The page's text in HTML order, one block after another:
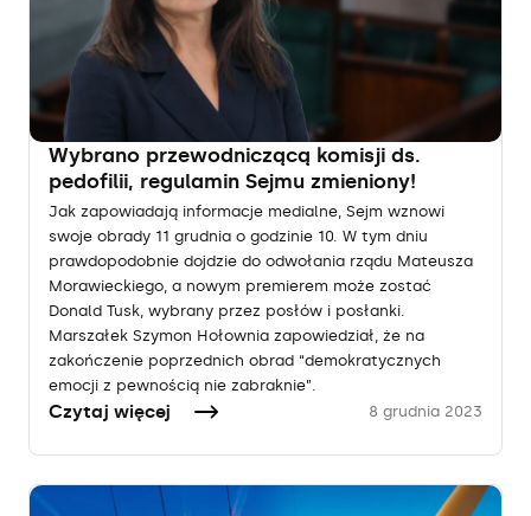
Wybrano przewodniczącą komisji ds.
pedofilii, regulamin Sejmu zmieniony!
Jak zapowiadają informacje medialne, Sejm wznowi
swoje obrady 11 grudnia o godzinie 10. W tym dniu
prawdopodobnie dojdzie do odwołania rządu Mateusza
Morawieckiego, a nowym premierem może zostać
Donald Tusk, wybrany przez posłów i posłanki.
Marszałek Szymon Hołownia zapowiedział, że na
zakończenie poprzednich obrad “demokratycznych
emocji z pewnością nie zabraknie”.
Czytaj więcej 8 grudnia 2023